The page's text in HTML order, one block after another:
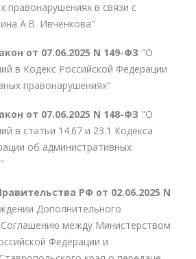
правонарушениях в связи с
А.В. Ивченкова"
от 07.06.2025 N 149-ФЗ "О
в Кодекс Российской Федерации
правонарушениях"
от 07.06.2025 N 148-ФЗ "О
в статьи 14.67 и 23.1 Кодекса
об административных
РФ от 02.06.2025 N
Дополнительного
Соглашению между Министерством
Федерации и